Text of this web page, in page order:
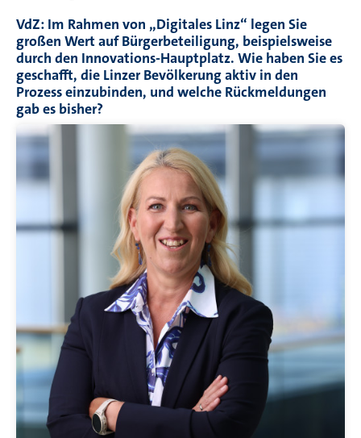
VdZ: Im Rahmen von „Digitales Linz“ legen Sie
großen Wert auf Bürgerbeteiligung, beispielsweise
durch den Innovations-Hauptplatz. Wie haben Sie es
geschafft, die Linzer Bevölkerung aktiv in den
Prozess einzubinden, und welche Rückmeldungen
gab es bisher?